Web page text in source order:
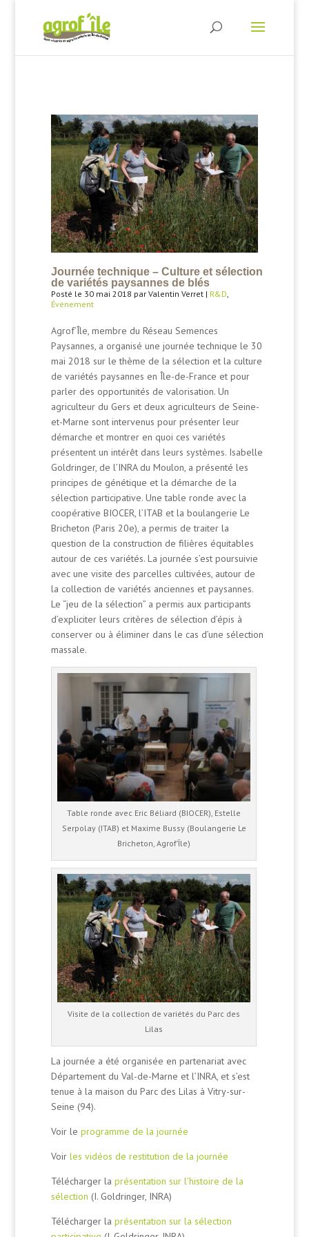
Journée technique – Culture et sélection
de variétés paysannes de blés
Posté le 30 mai 2018 par Valentin Verret | R&D
Événement
Agrof’Île, membre du Réseau Semences
Paysannes, a organisé une journée technique le 30
mai 2018 sur le thème de la sélection et la culture
de variétés paysannes en Île-de-France et pour
parler des opportunités de valorisation. Un
agriculteur du Gers et deux agriculteurs de Seine-
et-Marne sont intervenus pour présenter leur
démarche et montrer en quoi ces variétés
présentent un intérêt dans leurs systèmes. Isabelle
Goldringer, de l’INRA du Moulon, a présenté les
principes de génétique et la démarche de la
sélection participative. Une table ronde avec la
coopérative BIOCER, l’ITAB et la boulangerie Le
Bricheton (Paris 20e), a permis de traiter la
question de la construction de filières équitables
autour de ces variétés. La journée s’est poursuivie
avec une visite des parcelles cultivées, autour de
la collection de variétés anciennes et paysannes.
Le “jeu de la sélection” a permis aux participants
d’expliciter leurs critères de sélection d’épis à
conserver ou à éliminer dans le cas d’une sélection
massale.
Table ronde avec Eric Béliard (BIOCER), Estelle
Serpolay (ITAB) et Maxime Bussy (Boulangerie Le
Bricheton, Agrof’Île)
Visite de la collection de variétés du Parc des
Lilas
La journée a été organisée en partenariat avec
Département du Val-de-Marne et l’INRA, et s’est
tenue à la maison du Parc des Lilas à Vitry-sur-
Seine (94).
Voir leprogramme de la journée
Voirles vidéos de restitution de la journée
Télécharger laprésentation sur l’histoire de la
sélection (I. Goldringer, INRA)
Télécharger laprésentation sur la sélection